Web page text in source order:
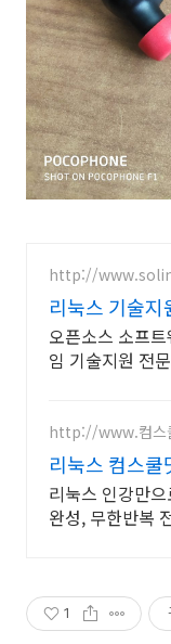
http://
리눅스 기술
기술지원 노하
오픈소스 소프
임 기술지원 전
http://www.컴스
리눅스 컴스쿨
결제시 기프티
리눅스 인강만
완성, 무한반복
1